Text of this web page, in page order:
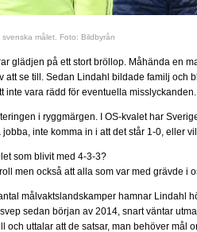
målet. Foto: Bildbyrån
glädjen på ett stort bröllop. Måhända en
att se till. Sedan Lindahl bildade familj och
inte vara rädd för eventuella
i ryggmärgen. I OS-kvalet har
inte komma in i att det står 1-0, eller
som blivit med 4-3-3?
men också att alla som var med grävde
målvaktslandskamper hamnar Lindahl
sedan början av 2014, snart väntar
och uttalar att de satsar, man behöver mål